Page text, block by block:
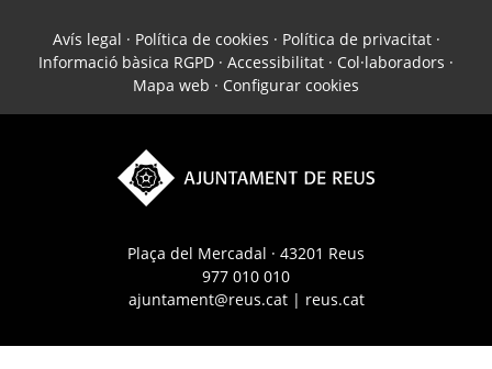
Avís legal · Política de cookies · Política de privacitat·
Informació bàsica RGPD · Accessibilitat · Col·laboradors ·
Mapa web · Configurar cookies
Plaça del Mercadal · 43201 Reus
977 010 010
ajuntament@reus.cat| reus.cat